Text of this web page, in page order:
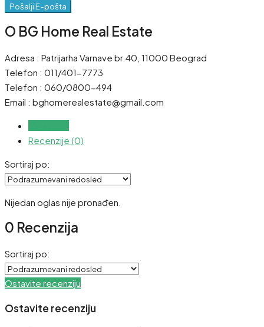
Pošalji E-pošta
O BG Home Real Estate
Adresa : Patrijarha Varnave br.40, 11000 Beograd
Telefon : 011/401-7773
Telefon : 060/0800-494
Email : bghomerealestate@gmail.com
Recenzije (0)
Sortiraj po:
Nijedan oglas nije pronađen.
0 Recenzija
Sortiraj po:
Ostavite recenziju
Ostavite recenziju